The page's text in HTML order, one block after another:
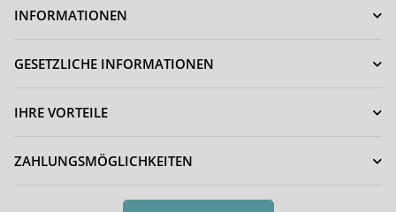
INFORMATIONEN
GESETZLICHE INFORMATIONEN
IHRE VORTEILE
ZAHLUNGSMÖGLICHKEITEN